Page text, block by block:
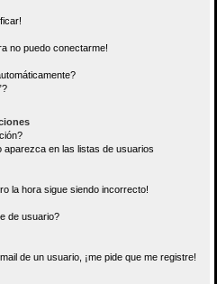
no puedo conectarme!
aparezca en las listas de usuarios
la hora sigue siendo incorrecto!
de usuario?
de un usuario, ¡me pide que me registre!